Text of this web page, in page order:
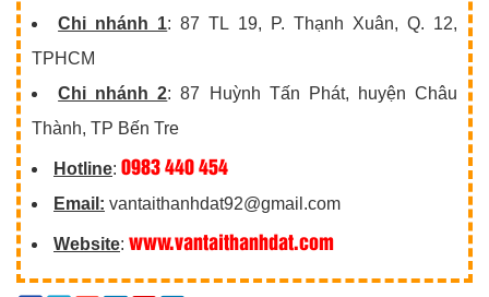
Chi nhánh 1: 87 TL 19, P. Thạnh Xuân, Q. 12,
TPHCM
Chi nhánh 2: 87 Huỳnh Tấn Phát, huyện Châu
Thành, TP Bến Tre
Hotline: 0983 440 454
Email: vantaithanhdat92@gmail.com
Website: www.vantaithanhdat.com